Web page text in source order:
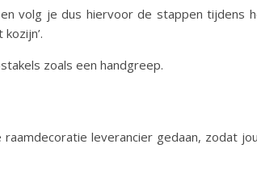
volg je dus hiervoor de stappen tijdens
zoals een handgreep.
leverancier gedaan, zodat